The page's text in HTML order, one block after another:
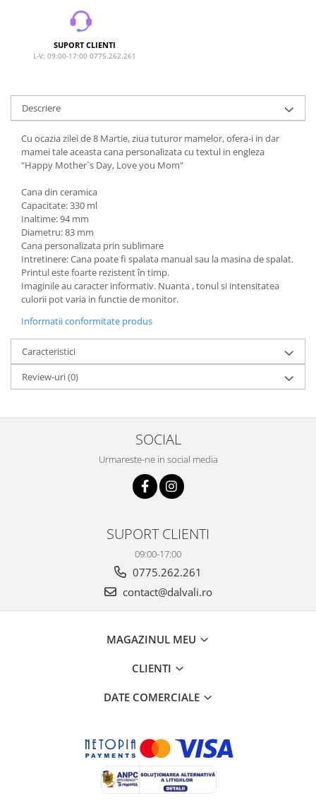
SUPORT CLIENTI
L-V: 09:00-17:00 0775.262.261
Descriere
Cu ocazia zilei de 8 Martie, ziua tuturor mamelor, ofera-i in dar
mamei tale aceasta cana personalizata cu textul in engleza
"Happy Mother`s Day, Love you Mom"
Cana din ceramica
Capacitate: 330 ml
Inaltime: 94 mm
Diametru: 83 mm
Cana personalizata prin sublimare
Intretinere: Cana poate fi spalata manual sau la masina de spalat.
Printul este foarte rezistent în timp.
Imaginile au caracter informativ. Nuanta , tonul si intensitatea
culorii pot varia in functie de monitor.
Informatii conformitate produs
Caracteristici
Review-uri(0)
SOCIAL
Urmareste-ne in social media
SUPORT CLIENTI
09:00-17:00
0775.262.261
contact@dalvali.ro
MAGAZINUL MEU
CLIENTI
DATE COMERCIALE